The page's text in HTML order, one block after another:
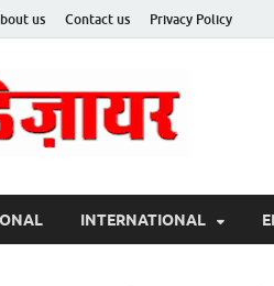
us Contact us Privacy Policy
INTERNATIONAL